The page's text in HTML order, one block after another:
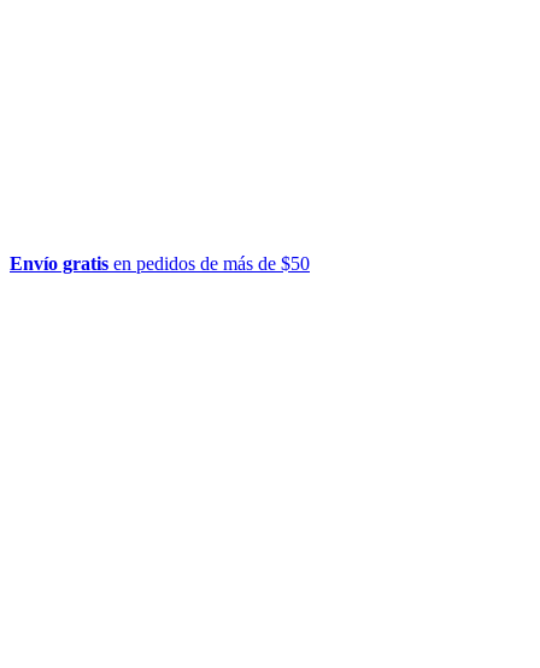
Envío gratis en pedidos de más de $50